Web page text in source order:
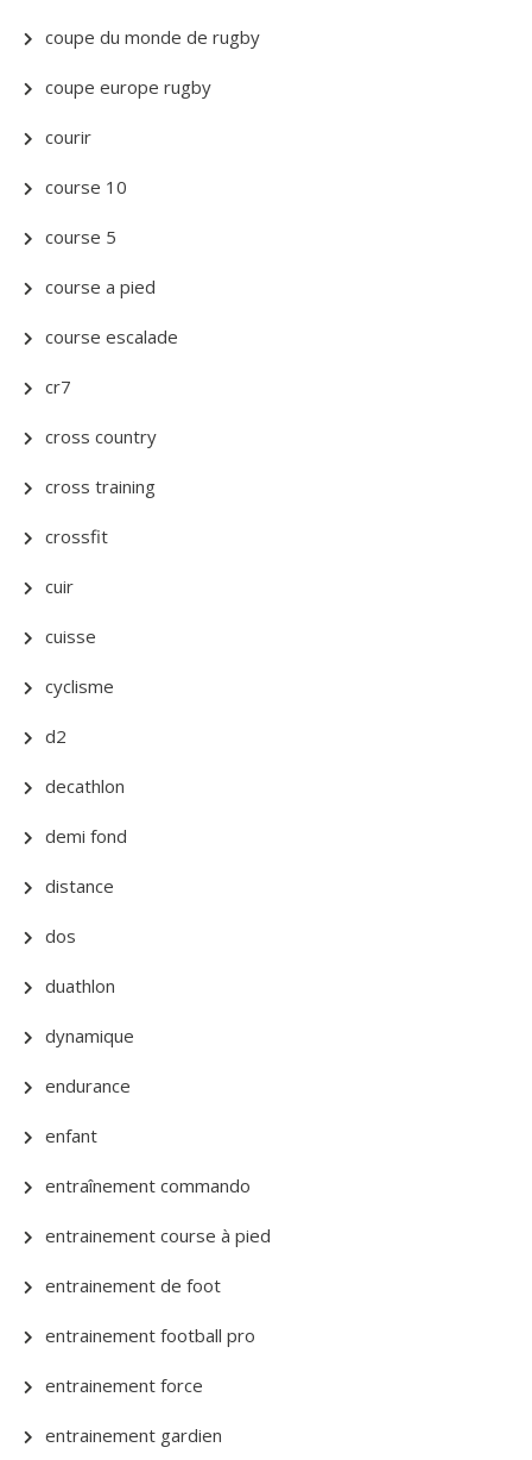
coupe du monde de rugby
coupe europe rugby
courir
course 10
course 5
course a pied
course escalade
cr7
cross country
cross training
crossfit
cuir
cuisse
cyclisme
d2
decathlon
demi fond
distance
dos
duathlon
dynamique
endurance
enfant
entraînement commando
entrainement course à pied
entrainement de foot
entrainement football pro
entrainement force
entrainement gardien